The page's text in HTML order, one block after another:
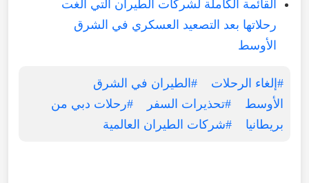
القائمة الكاملة لشركات الطيران التي ألغت
رحلاتها بعد التصعيد العسكري في الشرق
الأوسط
#إلغاء الرحلات
#الطيران في الشرق
الأوسط
#تحذيرات السفر
#رحلات دبي من
بريطانيا
#شركات الطيران العالمية